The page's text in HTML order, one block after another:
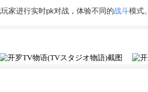
家进行实时pk对战，体验不同的战斗模式。